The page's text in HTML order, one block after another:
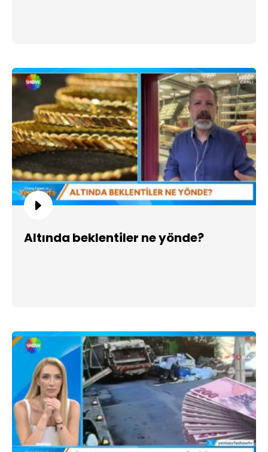
Altında beklentiler ne yönde?